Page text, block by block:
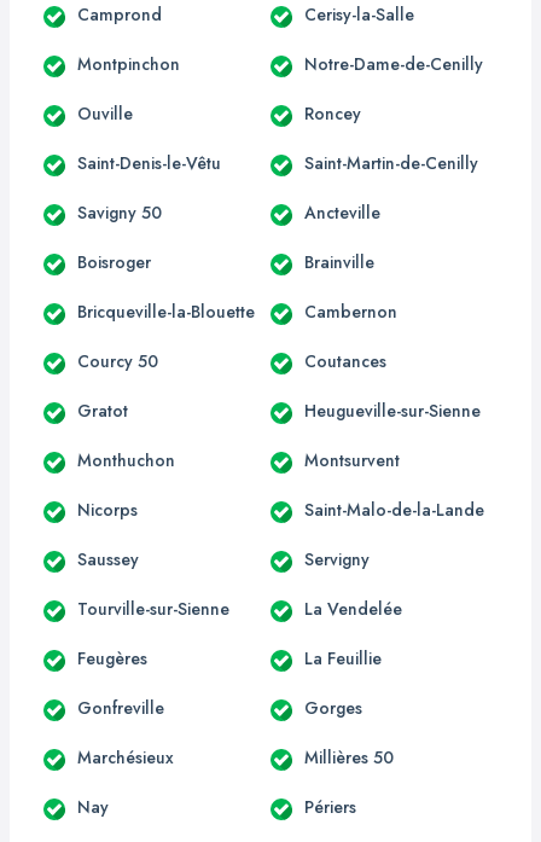
Camprond Cerisy-la-Salle
Montpinchon Notre-Dame-de-Cenilly
Ouville Roncey
Saint-Denis-le-Vêtu Saint-Martin-de-Cenilly
Savigny 50 Ancteville
Boisroger Brainville
Bricqueville-la-Blouette Cambernon
Courcy 50 Coutances
Gratot Heugueville-sur-Sienne
Monthuchon Montsurvent
Nicorps Saint-Malo-de-la-Lande
Saussey Servigny
Tourville-sur-Sienne La Vendelée
Feugères La Feuillie
Gonfreville Gorges
Marchésieux Millières 50
Nay Périers